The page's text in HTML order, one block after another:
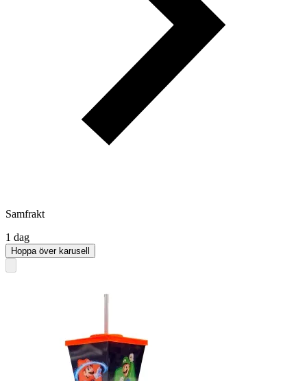
Samfrakt
1 dag
Hoppa över karusell